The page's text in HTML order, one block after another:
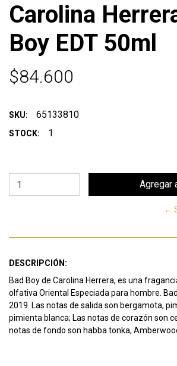
Carolina
Boy EDT 50ml
$84.600
SKU: 65133810
STOCK: 1
←
DESCRIPCIÓN:
Bad Boy de Carolina Herrera, es una
olfativa Oriental Especiada para hombre.
2019. Las notas de salida son bergamota,
pimienta blanca; Las notas de corazón son
notas de fondo son habba tonka,